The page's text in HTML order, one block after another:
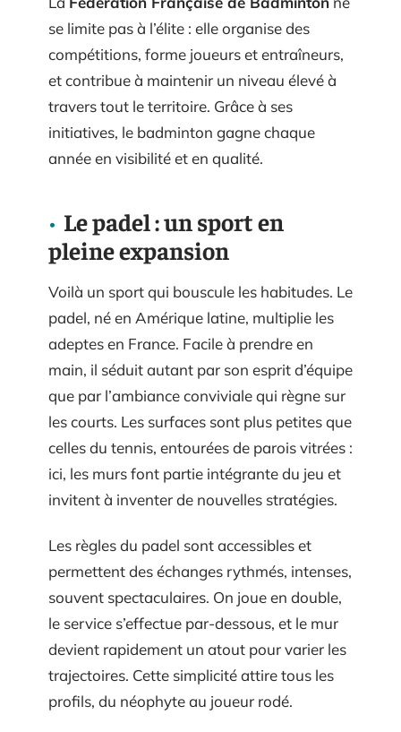
se limite pas à l’élite : elle organise des
compétitions, forme joueurs et entraîneurs,
et contribue à maintenir un niveau élevé à
travers tout le territoire. Grâce à ses
initiatives, le badminton gagne chaque
année en visibilité et en qualité.
Le padel : un sport en
pleine expansion
Voilà un sport qui bouscule les habitudes. Le
padel, né en Amérique latine, multiplie les
adeptes en France. Facile à prendre en
main, il séduit autant par son esprit d’équipe
que par l’ambiance conviviale qui règne sur
les courts. Les surfaces sont plus petites que
celles du tennis, entourées de parois vitrées :
ici, les murs font partie intégrante du jeu et
invitent à inventer de nouvelles stratégies.
Les règles du padel sont accessibles et
permettent des échanges rythmés, intenses,
souvent spectaculaires. On joue en double,
le service s’effectue par-dessous, et le mur
devient rapidement un atout pour varier les
trajectoires. Cette simplicité attire tous les
profils, du néophyte au joueur rodé.